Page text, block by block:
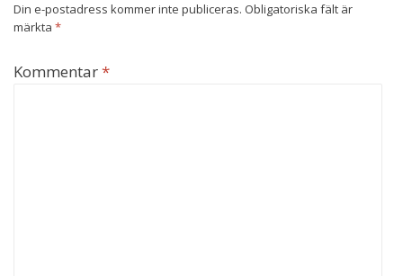
Din e-postadress kommer inte publiceras. Obligatoriska fält är
märkta *
Kommentar*